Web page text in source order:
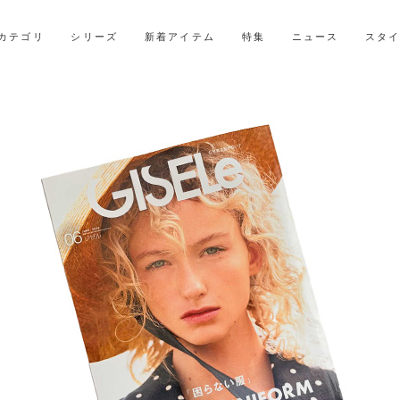
テゴリ
シリーズ 新着アイテム 特集 ニュース スタ